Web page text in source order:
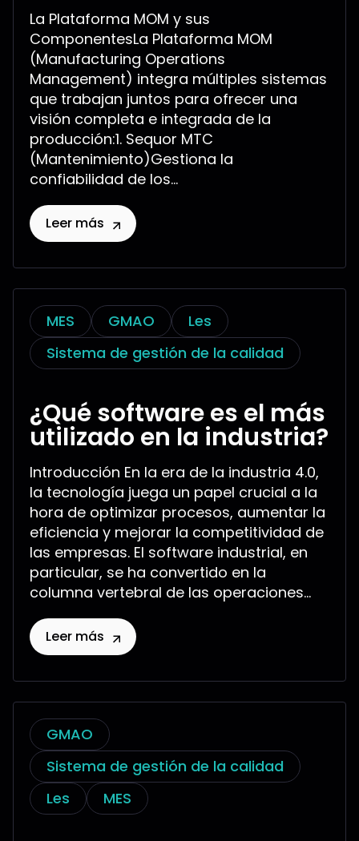
La Plataforma MOM y sus
ComponentesLa Plataforma MOM
(Manufacturing Operations
Management) integra múltiples sistemas
que trabajan juntos para ofrecer una
visión completa e integrada de la
producción:1. Sequor MTC
(Mantenimiento)Gestiona la
confiabilidad de los...
Leer más
MES GMAO
Les
Sistema de gestión de la calidad
¿Qué software es el más
utilizado en la industria?
Introducción En la era de la industria 4.0,
la tecnología juega un papel crucial a la
hora de optimizar procesos, aumentar la
eficiencia y mejorar la competitividad de
las empresas. El software industrial, en
particular, se ha convertido en la
columna vertebral de las operaciones...
Leer más
GMAO
Sistema de gestión de la calidad
Les
MES